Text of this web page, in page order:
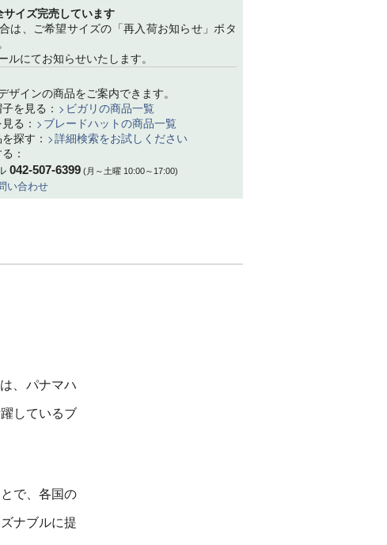
イズ完売しています
は、ご希望サイズの「再入荷お知らせ」ボタ
ルにてお知らせいたします。
ザインの商品をご案内できます。
を見る：
ビガリの商品一覧
る：
ブレードハットの商品一覧
探す：
詳細検索をお試しください
：
042-507-6399(月～土曜 10:00～17:00)
い合わせ
は、パナマハ
しているブ
で、各国の
ナブルに提